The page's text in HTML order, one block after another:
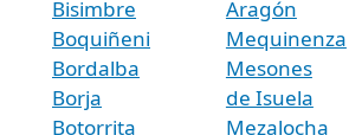
Bisimbre
Boquiñeni
Bordalba
Borja
Botorrita
Aragón
Mequinenza
Mesones
de Isuela
Mezalocha